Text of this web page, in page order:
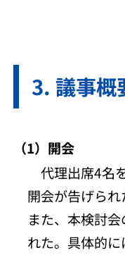
議事概
（1）開会
代理出席4名
開会が告げられ
また、本検討
れた。具体的